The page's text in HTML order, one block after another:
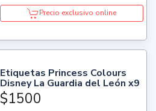
Precio exclusivo online
Etiquetas Princess Colours
Disney La Guardia del León x9
$1500